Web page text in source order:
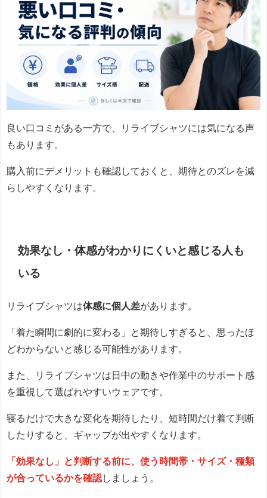
良い口コミがある一方で、リライブシャツには気になる声
もあります。
購入前にデメリットも確認しておくと、期待とのズレを減
らしやすくなります。
効果なし・体感がわかりにくいと感じる人も
いる
リライブシャツは体感に個人差があります。
「着た瞬間に劇的に変わる」と期待しすぎると、思ったほ
どわからないと感じる可能性があります。
また、リライブシャツは日中の動きや作業中のサポート感
を重視して選ばれやすいウェアです。
寝るだけで大きな変化を期待したり、短時間だけ着て判断
したりすると、ギャップが出やすくなります。
「効果なし」と判断する前に、使う時間帯・サイズ・種類
が合っているかを確認しましょう。